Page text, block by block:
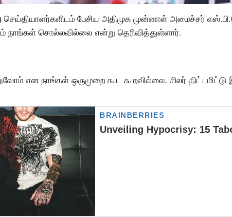
பேசிய அதிமுக முன்னாள் அமைச்சர்
நாங்கள் சொல்லவில்லை என்று தெரிவித்துள்ளார்.
என நாங்கள் ஒருமுறை கூட கூறவில்லை. சிலர் திட்டமிட்டு